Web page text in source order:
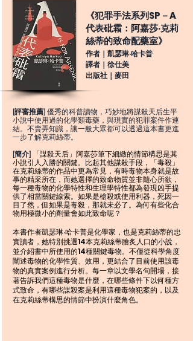
《犯罪手法系列SP－A
代表砒霜：阿嘉莎‧克莉
絲蒂的致命配藥室》
作者｜凱瑟琳‧哈卡普
譯者｜徐仕美
出版社｜麥田
[評審推薦] 優秀的科普讀物，巧妙地將謀殺天后生平
小說中使用過的化學類毒藥，與現實的犯罪案件作連
結。不賣弄知識，讓一般大眾都可以透過這本書更進
一步了解克莉絲蒂。
[簡介]
「謀殺天后」阿嘉莎筆下細緻的情節構思是其
小說引人入勝的關鍵。比起其他謀殺手段，「毒殺」
在克莉絲蒂的作品中更為常見，有時毒物本身就是故
事的精采所在，而她選擇的致命物質並非隨心所欲，
每一種毒物的化學特性和生理學特性都為發現凶手提
供了相當關鍵線索。如果是槍殺或使用利器，死因一
目了然，但如果是毒殺，那就未必了。為何有些化合
物用極微小的劑量會如此致命呢？
本書作者凱瑟琳‧哈卡普是化學家，也是克莉絲蒂的忠
實讀者，她特別挑選14本克莉絲蒂膾炙人口的小說，
並介紹書中所使用的14種關鍵毒物。不僅從科學角度
闡述毒物的化學性質、效用，更結合了目前使用該毒
物的真實案例進行分析。每一章以文學名句開場，接
著告訴我們這種毒物是什麼，在哪些條件下以何種方
式致命，有哪些謀殺案是利用這種毒物犯案的，以及
在克莉絲蒂構思的情節中扮演什麼角色。